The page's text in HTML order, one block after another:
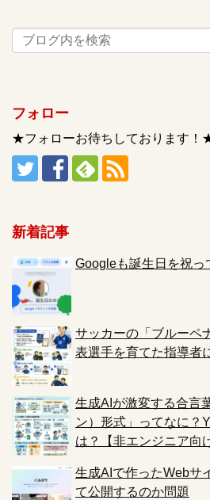
フォロー
★フォローお待ちしております！
新着記事
Googleも誕生日を祝っ
サッカーの「ブルーペ
表選手を育てた指導者
生成AIが激変する合言
ン）形式」ってなに？
は？【非エンジニア向
生成AIで作ったWebサ
て公開するのか問題